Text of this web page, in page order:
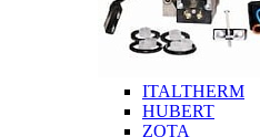
ITALTHERM
HUBERT
ZOTA